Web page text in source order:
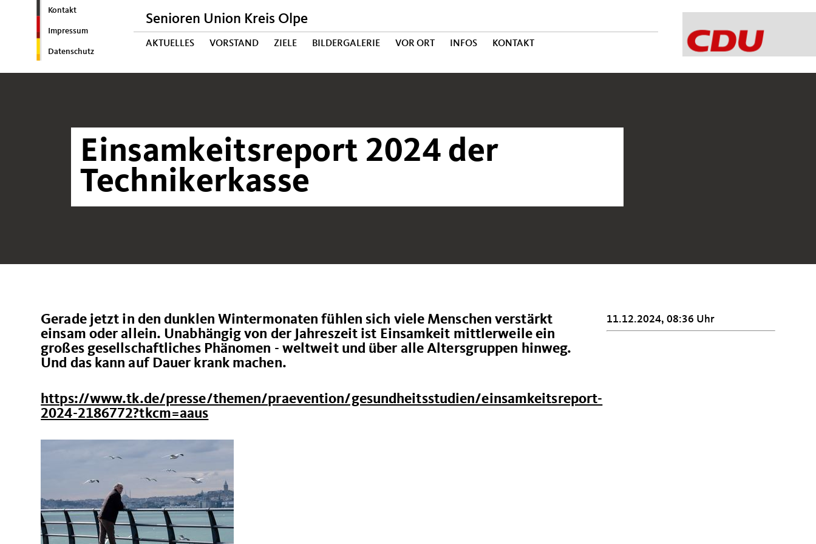
Kontakt
Impressum
Datenschutz
Senioren Union Kreis Olpe
AKTUELLES VORSTAND ZIELE BILDERGALERIE VOR ORT INFOS KONTAKT
Einsamkeitsreport 2024 der
Technikerkasse
Gerade jetzt in den dunklen Wintermonaten fühlen sich viele Menschen verstärkt
einsam oder allein. Unabhängig von der Jahreszeit ist Einsamkeit mittlerweile ein
großes gesellschaftliches Phänomen - weltweit und über alle Altersgruppen hinweg.
Und das kann auf Dauer krank machen.
https://www.tk.de/presse/themen/praevention/gesundheitsstudien/einsamkeitsreport-
2024-2186772?tkcm=aaus
11.12.2024, 08:36 Uhr